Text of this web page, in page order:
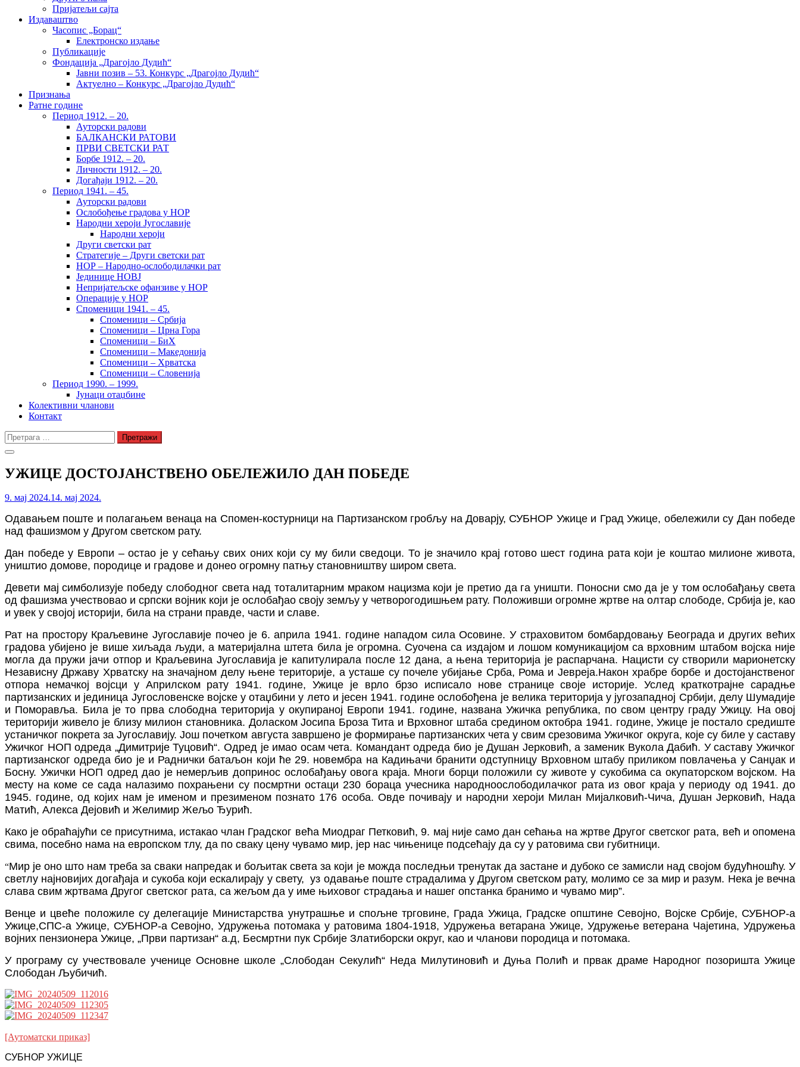
Пријатељи сајта
Издаваштво
Часопис „Борац“
Електронско издање
Публикације
Фондација „Драгојло Дудић“
Јавни позив – 53. Конкурс „Драгојло Дудић“
Актуелно – Конкурс „Драгојло Дудић“
Признања
Ратне године
Период 1912. – 20.
Ауторски радови
БАЛКАНСКИ РАТОВИ
ПРВИ СВЕТСКИ РАТ
Борбе 1912. – 20.
Личности 1912. – 20.
Догађаји 1912. – 20.
Период 1941. – 45.
Ауторски радови
Ослобођење градова у НОР
Народни хероји Југославије
Народни хероји
Други светски рат
Стратегије – Други светски рат
НОР – Народно-ослободилачки рат
Јединице НОВЈ
Непријатељске офанзиве у НОР
Операције у НОР
Споменици 1941. – 45.
Споменици – Србија
Споменици – Црна Гора
Споменици – БиХ
Споменици – Македонија
Споменици – Хрватска
Споменици – Словенија
Период 1990. – 1999.
Јунаци отаџбине
Колективни чланови
Контакт
Претрага
за:
УЖИЦЕ ДОСТОЈАНСТВЕНО ОБЕЛЕЖИЛО ДАН ПОБЕДЕ
9. мај 2024.14. мај 2024.
Одавањем поште и полагањем венаца на Спомен-костурници на Партизанском гробљу на Доварју, СУБНОР Ужице и Град Ужице, обележили су Дан победе
над фашизмом у Другом светском рату.
Дан победeу Европи – остао је у сећању свих оних који су му били сведоци. То је значило крај готово шест година рата који је коштао милионе живота,
уништио домове, породице и градове и донео огромну патњу становништву широм света.
Девети мај симболизује победу слободног света над тоталитарним мраком нацизма који је претио да га уништи. Поносни смо да је у том ослобађању света
од фашизма учествовао и српски војник који је ослобађао своју земљу у четворогодишњем рату. Положивши огромне жртве на олтар слободе, Србија је, као
и увек у својој историји, била на страни правде, части и славе.
Рат на простору Краљевине Југославије почео је 6. априла 1941. године нападом сила Осовине. У страховитом бомбардовању Београда и других већих
градова убијено је више хиљада људи, а материјална штета била је огромна. Суочена са издајом и лошом комуникацијом са врховним штабом војска није
могла да пружи јачи отпор и Краљевина Југославија је капитулирала после 12 дана, а њена територија је распарчана. Нацисти су створили марионетску
Независну Државу Хрватску на значајном делу њене територије, а усташе су почеле убијање Срба, Рома и Јевреја.Након храбре борбе и достојанственог
отпора немачкој војсци у Априлском рату 1941. године, Ужице је врло брзо исписало нове странице своје историје. Услед краткотрајне сарадње
партизанских и јединица Југословенске војске у отаџбини у лето и јесен 1941. године ослобођена је велика територија у југозападној Србији, делу Шумадије
и Поморавља. Била је то прва слободна територија у окупираној Европи 1941. године, названа Ужичка република, по свом центру граду Ужицу. На овој
територији живело је близу милион становника. Доласком Јосипа Броза Тита и Врховног штаба средином октобра 1941. године, Ужице је постало средиште
устаничког покрета за Југославију. Још почетком августа завршено је формирање партизанских чета у свим срезовима Ужичког округа, које су биле у саставу
Ужичког НОП одреда „Димитрије Туцовић“. Одред је имао осам чета. Командант одреда био је Душан Јерковић, а заменик Вукола Дабић. У саставу Ужичког
партизанског одреда био је и Раднички батаљон који ће 29. новембра на Кадињачи бранити одступницу Врховном штабу приликом повлачења у Санџак и
Босну. Ужички НОП одред дао је немерљив допринос ослобађању овога краја. Многи борци положили су животе у сукобима са окупаторском војском. На
месту на коме се сада налазимо похрањени су посмртни остаци 230 бораца учесника народноослободилачког рата из овог краја у периоду од 1941. до
1945. године, од којих нам је именом и презименом познато 176 особа. Овде почивају и народни хероји Милан Мијалковић-Чича, Душан Јерковић, Нада
Матић, Алекса Дејовић и Желимир Жељо Ђурић.
Како је обраћајући се присутнима, истакао члан Градског већа Миодраг Петковић, 9. мај није само дан сећања на жртве Другог светског рата, већ и опомена
свима, посебно нама на европском тлу, да по сваку цену чувамо мир, јер нас чињенице подсећају да су у ратовима сви губитници.
“Мир је оно што нам треба за сваки напредак и бољитак света за који је можда последњи тренутак да застане и дубоко се замисли над својом будућношћу. У
светлу најновијих догађаја и сукоба који ескалирају у свету, уз одавање поште страдалима у Другом светском рату, молимо се за мир и разум. Нека је вечна
слава свим жртвама Другог светског рата, са жељом да у име њиховог страдања и нашег опстанка бранимо и чувамо мир”.
Венце и цвеће положиле су делегације Министарства унутрашње и спољне трговине, Града Ужица, Градске општине Севојно, Војске Србије, СУБНОР-а
Ужице,СПС-а Ужице, СУБНОР-а Севојно, Удружења потомака у ратовима 1804-1918, Удружења ветарана Ужице, Удружење ветерана Чајетина,Удружења
војних пензионера Ужице, „Први партизан“ а.д, Бесмртни пук Србије Златиборски округ, као и чланови породица и потомака.
У програму су учествовале ученице Основне школе „Слободан Секулић“ Неда Милутиновић и Дуња Полић и првак драме Народног позоришта Ужице
Слободан Љубичић.
[Аутоматски приказ]
СУБНОР УЖИЦЕ